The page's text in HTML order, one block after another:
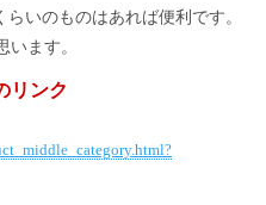
いのものはあれば便利です。
ます。
リンク